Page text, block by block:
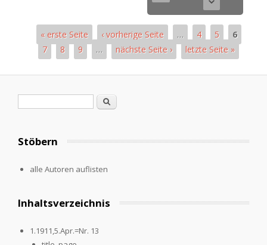
« erste Seite ‹ vorherige Seite … 4 5
6
7
8 9 … nächste Seite › letzte Seite »
Search
Stöbern
alle Autoren auflisten
Inhaltsverzeichnis
1.1911,5.Apr.=Nr. 13